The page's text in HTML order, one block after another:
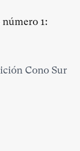
1:
Cono Sur